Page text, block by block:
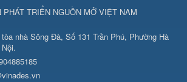
TRIỂN NGUỒN MỞ VIỆT NAM
nhà Sông Đà, Số 131 Trần Phú, Phường Hà